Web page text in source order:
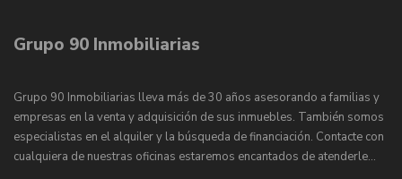
Grupo 90 Inmobiliarias
Grupo 90 Inmobiliarias lleva más de 30 años asesorando a familias y
empresas en la venta y adquisición de sus inmuebles. También somos
especialistas en el alquiler y la búsqueda de financiación. Contacte con
cualquiera de nuestras oficinas estaremos encantados de atenderle…